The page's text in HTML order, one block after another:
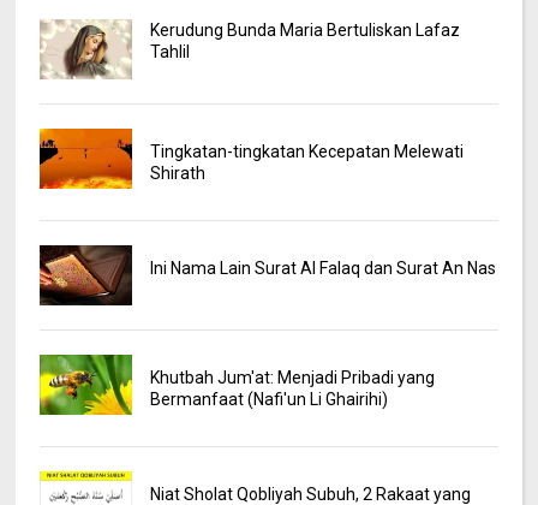
Kerudung Bunda Maria Bertuliskan Lafaz
Tahlil
Tingkatan-tingkatan Kecepatan Melewati
Shirath
Ini Nama Lain Surat Al Falaq dan Surat An Nas
Khutbah Jum'at: Menjadi Pribadi yang
Bermanfaat (Nafi'un Li Ghairihi)
Niat Sholat Qobliyah Subuh, 2 Rakaat yang